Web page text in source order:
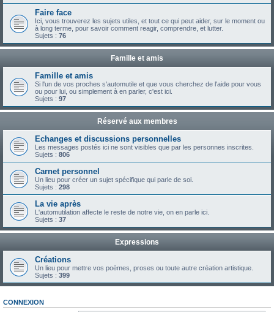
Faire face
Ici, vous trouverez les sujets utiles, et tout ce qui peut aider, sur le moment ou
à long terme, pour savoir comment reagir, comprendre, et lutter.
Sujets : 76
Famille et amis
Famille et amis
Si l'un de vos proches s'automutile et que vous cherchez de l'aide pour vous
ou pour lui, ou simplement à en parler, c'est ici.
Sujets : 97
Réservé aux membres
Echanges et discussions personnelles
Les messages postés ici ne sont visibles que par les personnes inscrites.
Sujets : 806
Carnet personnel
Un lieu pour créer un sujet spécifique qui parle de soi.
Sujets : 298
La vie après
L'automutilation affecte le reste de notre vie, on en parle ici.
Sujets : 37
Expressions
Créations
Un lieu pour mettre vos poèmes, proses ou toute autre création artistique.
Sujets : 399
CONNEXION